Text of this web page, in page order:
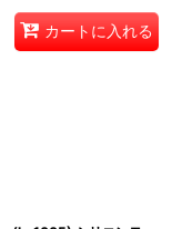
カートに入れる